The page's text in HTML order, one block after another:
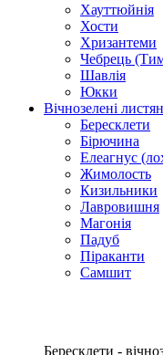
Хауттюйнія
Хости
Хризантеми
Чебрець
Шавлія
Юкки
Вічнозелені
Бересклети
Бірючина
Елеагнус
Жимолость
Кизильники
Лавровишня
Магонія
Падуб
Піраканти
Самшит
Бересклети -